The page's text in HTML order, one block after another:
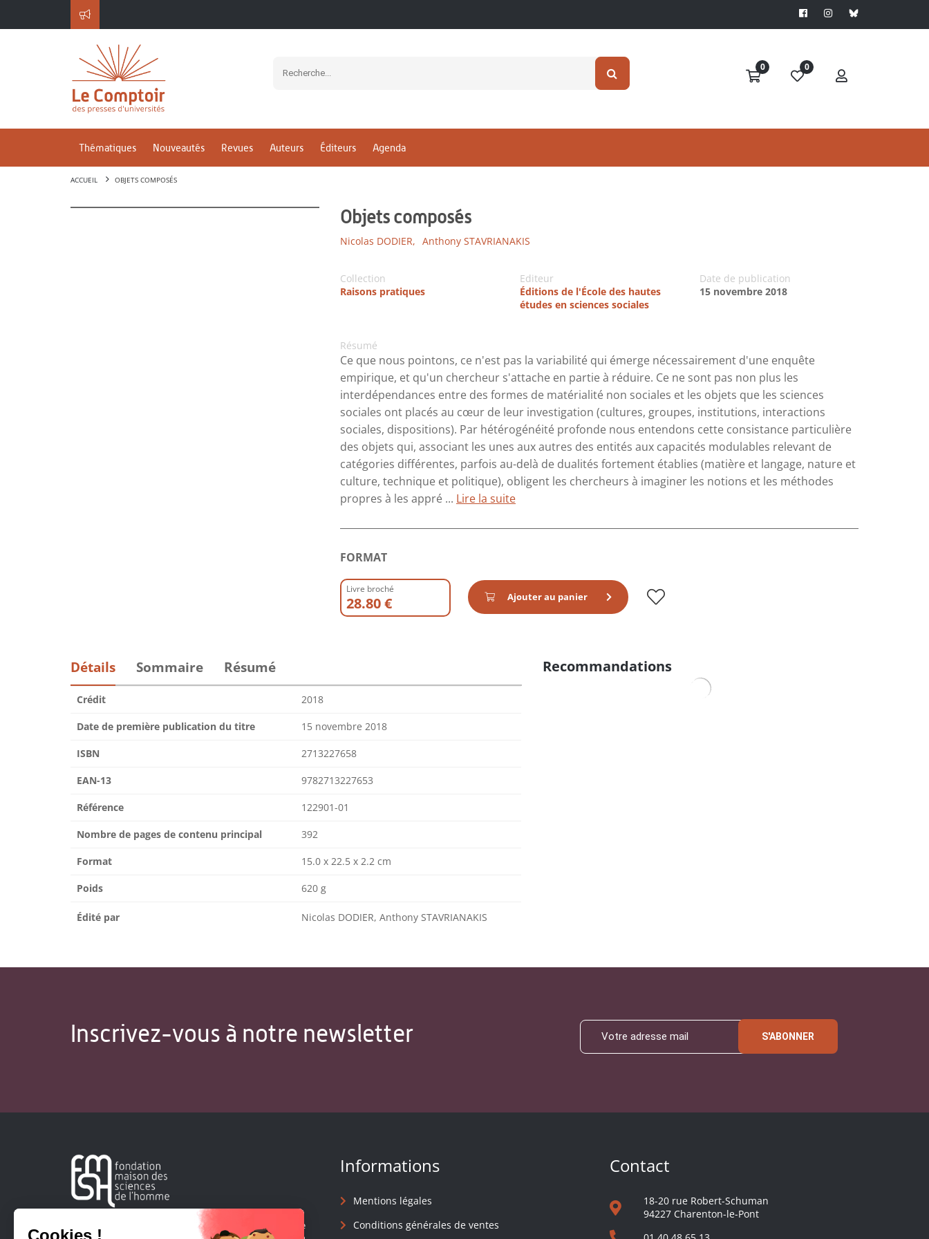
0 0
Thématiques Nouveautés Revues Auteurs Éditeurs Agenda
ACCUEIL OBJETS COMPOSÉS
Objets composés
Nicolas DODIER, Anthony STAVRIANAKIS
Collection
Raisons pratiques
Editeur
Éditions de l'École des hautes
études en sciences sociales
Date de publication
15 novembre 2018
Résumé
Ce que nous pointons, ce n'est pas la variabilité qui émerge nécessairement d'une enquête
empirique, et qu'un chercheur s'attache en partie à réduire. Ce ne sont pas non plus les
interdépendances entre des formes de matérialité non sociales et les objets que les sciences
sociales ont placés au cœur de leur investigation (cultures, groupes, institutions, interactions
sociales, dispositions). Par hétérogénéité profonde nous entendons cette consistance particulière
des objets qui, associant les unes aux autres des entités aux capacités modulables relevant de
catégories différentes, parfois au-delà de dualités fortement établies (matière et langage, nature et
culture, technique et politique), obligent les chercheurs à imaginer les notions et les méthodes
propres à les appré ... Lire la suite
FORMAT
Livre broché
28.80 € Ajouter au panier
Détails Sommaire Résumé
Crédit 2018
Date de première publication du titre 15 novembre 2018
ISBN 2713227658
EAN-13 9782713227653
Référence 122901-01
Nombre de pages de contenu principal 392
Format 15.0 x 22.5 x 2.2 cm
Poids 620 g
Édité par Nicolas DODIER, Anthony STAVRIANAKIS
Recommandations
Inscrivez-vous à notre newsletter S'ABONNER
Créée en 1963, la Fondation Maison Sciences de l'Homme
Informations
Mentions légales
Conditions générales de ventes
Contact
18-20 rue Robert-Schuman
94227 Charenton-le-Pont